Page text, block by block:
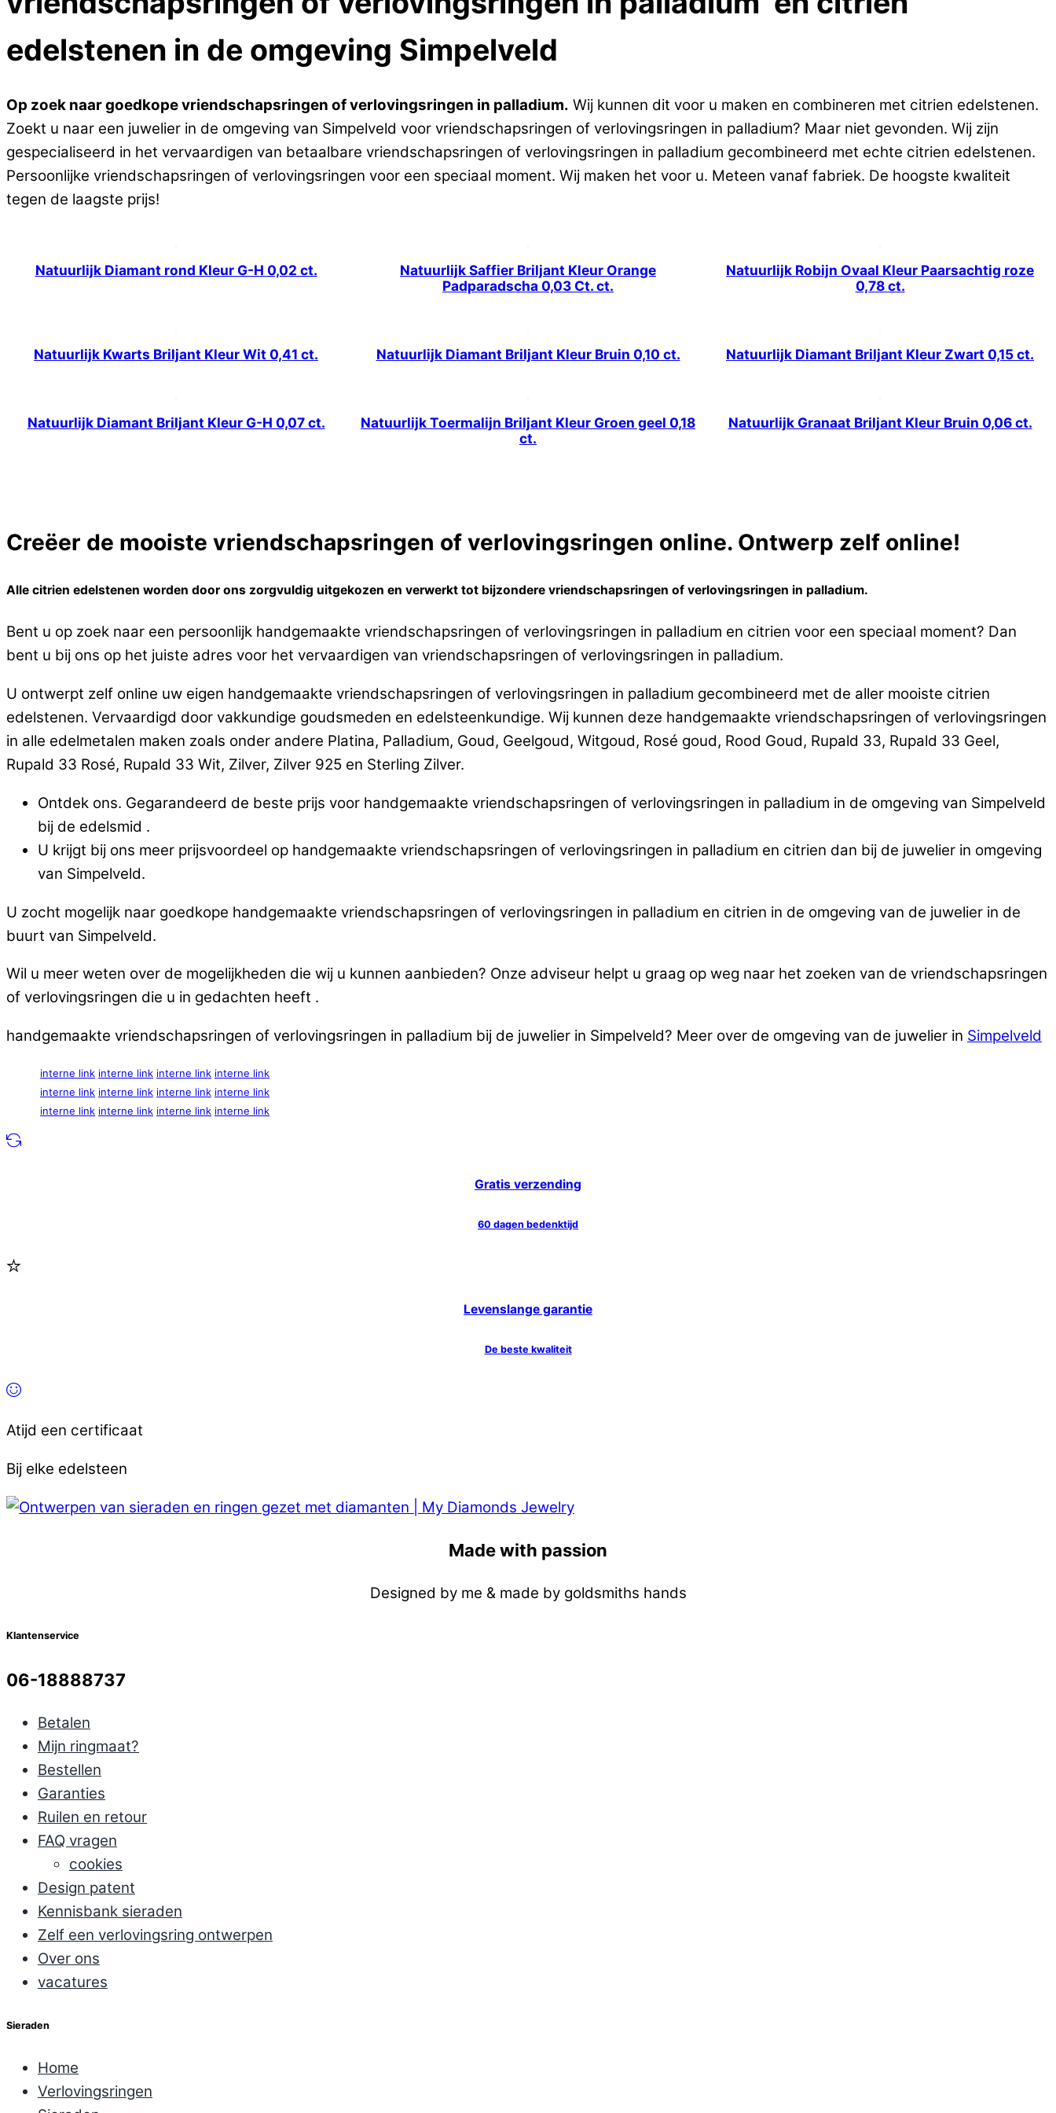
Menu
edelstenen in de omgeving Simpelveld
Op zoek naar goedkope vriendschapsringen of verlovingsringen in palladium. Wij kunnen dit voor u maken en combineren met citrien edelstenen.
Zoekt u naar een juwelier in de omgeving van Simpelveld voor vriendschapsringen of verlovingsringen in palladium? Maar niet gevonden. Wij zijn
gespecialiseerd in het vervaardigen van betaalbare vriendschapsringen of verlovingsringen in palladium gecombineerd met echte citrien edelstenen.
Persoonlijke vriendschapsringen of verlovingsringen voor een speciaal moment. Wij maken het voor u. Meteen vanaf fabriek. De hoogste kwaliteit
tegen de laagste prijs!
Natuurlijk Diamant rond Kleur G-H 0,02 ct.
Natuurlijk Saffier Briljant Kleur Orange
Padparadscha 0,03 Ct. ct.
Natuurlijk Robijn Ovaal Kleur Paarsachtig roze
0,78 ct.
Natuurlijk Kwarts Briljant Kleur Wit 0,41 ct. Natuurlijk Diamant Briljant Kleur Bruin 0,10 ct. Natuurlijk Diamant Briljant Kleur Zwart 0,15 ct.
Natuurlijk Diamant Briljant Kleur G-H 0,07 ct.
Natuurlijk Toermalijn Briljant Kleur Groen geel 0,18
ct.
Natuurlijk Granaat Briljant Kleur Bruin 0,06 ct.
Creëer de mooiste vriendschapsringen of verlovingsringen online. Ontwerp zelf online!
Alle citrien edelstenen worden door ons zorgvuldig uitgekozen en verwerkt tot bijzondere vriendschapsringen of verlovingsringen in palladium.
Bent u op zoek naar een persoonlijk handgemaakte vriendschapsringen of verlovingsringen in palladium en citrien voor een speciaal moment? Dan
bent u bij ons op het juiste adres voor het vervaardigen van vriendschapsringen of verlovingsringen in palladium.
U ontwerpt zelf online uw eigen handgemaakte vriendschapsringen of verlovingsringen in palladium gecombineerd met de aller mooiste citrien
edelstenen. Vervaardigd door vakkundige goudsmeden en edelsteenkundige. Wij kunnen deze handgemaakte vriendschapsringen of verlovingsringen
in alle edelmetalen maken zoals onder andere Platina, Palladium, Goud, Geelgoud, Witgoud, Rosé goud, Rood Goud, Rupald 33, Rupald 33 Geel,
Rupald 33 Rosé, Rupald 33 Wit, Zilver, Zilver 925 en Sterling Zilver.
Ontdek ons. Gegarandeerd de beste prijs voor handgemaakte vriendschapsringen of verlovingsringen in palladium in de omgeving van Simpelveld
bij de edelsmid .
U krijgt bij ons meer prijsvoordeel op handgemaakte vriendschapsringen of verlovingsringen in palladium en citrien dan bij de juwelier in omgeving
van Simpelveld.
U zocht mogelijk naar goedkope handgemaakte vriendschapsringen of verlovingsringen in palladium en citrien in de omgeving van de juwelier in de
buurt van Simpelveld.
Wil u meer weten over de mogelijkheden die wij u kunnen aanbieden? Onze adviseur helpt u graag op weg naar het zoeken van de vriendschapsringen
of verlovingsringen die u in gedachten heeft .
handgemaakte vriendschapsringen of verlovingsringen in palladium bij de juwelier in Simpelveld? Meer over de omgeving van de juwelier in Simpelveld
interne link interne link interne link interne link
interne link interne link interne link interne link
interne link interne link interne link interne link
Gratis verzending
60 dagen bedenktijd
Levenslange garantie
De beste kwaliteit
Atijd een certificaat
Bij elke edelsteen
Made with passion
Designed by me & made by goldsmiths hands
Klantenservice
06-18888737
Betalen
Mijn ringmaat?
Bestellen
Garanties
Ruilen en retour
FAQ vragen
cookies
Design patent
Kennisbank sieraden
Zelf een verlovingsring ontwerpen
Over ons
vacatures
Sieraden
Home
Verlovingsringen